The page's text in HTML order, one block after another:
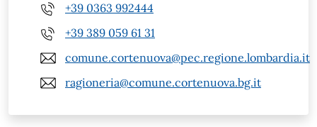
+39 0363 992444
+39 389 059 61 31
comune.cortenuova@pec.regione.lombardia.it
ragioneria@comune.cortenuova.bg.it